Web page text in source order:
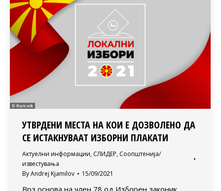
УТВРДЕНИ МЕСТА НА КОИ Е ДОЗВОЛЕНО ДА
СЕ ИСТАКНУВААТ ИЗБОРНИ ПЛАКАТИ
Актуелни информации, СЛИДЕР, Соопштенија/
известувања
ByAndrej Kjamilov 15/09/2021